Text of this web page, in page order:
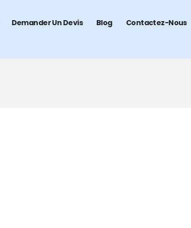
Demander Un Devis Blog Contactez-Nous